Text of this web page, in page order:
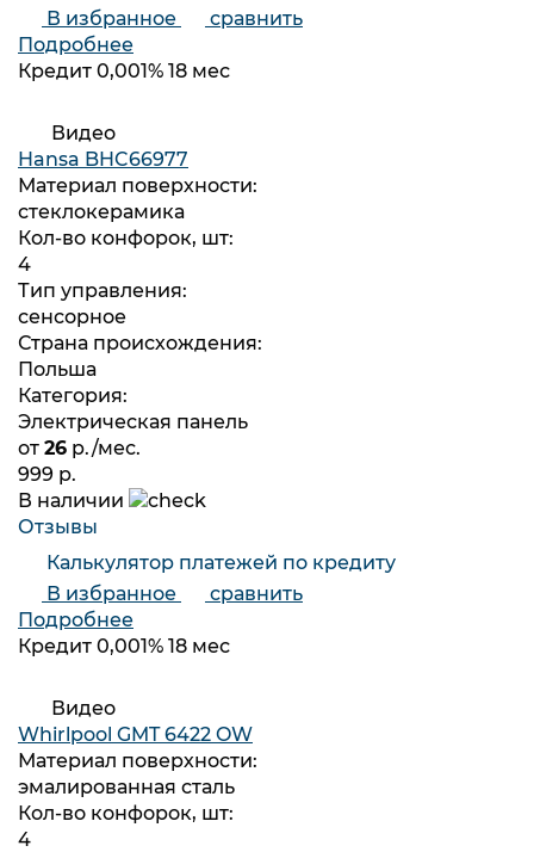
В избранное
сравнить
Подробнее
Кредит 0,001% 18 мес
Видео
Hansa BHC66977
Материал поверхности:
стеклокерамика
Кол-во конфорок, шт:
4
Тип управления:
сенсорное
Страна происхождения:
Польша
Категория:
Электрическая панель
от 26 р./мес.
999 р.
В наличии
Отзывы
Калькулятор платежей по кредиту
В избранное
сравнить
Подробнее
Кредит 0,001% 18 мес
Видео
Whirlpool GMT 6422 OW
Материал поверхности:
эмалированная сталь
Кол-во конфорок, шт:
4